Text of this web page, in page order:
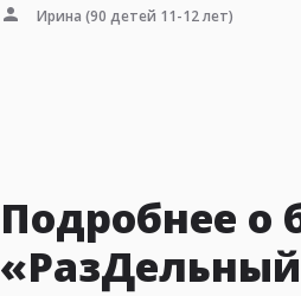
Ирина (90 детей 11-12 лет)
Подробнее о